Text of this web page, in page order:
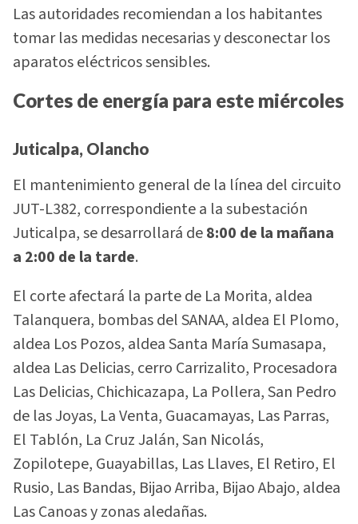
Las autoridades recomiendan a los habitantes
tomar las medidas necesarias y desconectar los
aparatos eléctricos sensibles.
Cortes de energía para este miércoles
Juticalpa, Olancho
El mantenimiento general de la línea del circuito
JUT-L382, correspondiente a la subestación
Juticalpa, se desarrollará de8:00 de la mañana
a 2:00 de la tarde.
El corte afectará la parte de La Morita, aldea
Talanquera, bombas del SANAA, aldea El Plomo,
aldea Los Pozos, aldea Santa María Sumasapa,
aldea Las Delicias, cerro Carrizalito, Procesadora
Las Delicias, Chichicazapa, La Pollera, San Pedro
de las Joyas, La Venta, Guacamayas, Las Parras,
El Tablón, La Cruz Jalán, San Nicolás,
Zopilotepe, Guayabillas, Las Llaves, El Retiro, El
Rusio, Las Bandas, Bijao Arriba, Bijao Abajo, aldea
Las Canoas y zonas aledañas.